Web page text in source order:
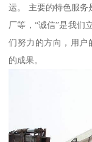
运。 主要的特色服务
厂等，“诚信”是我们
们努力的方向，用户
的成果。